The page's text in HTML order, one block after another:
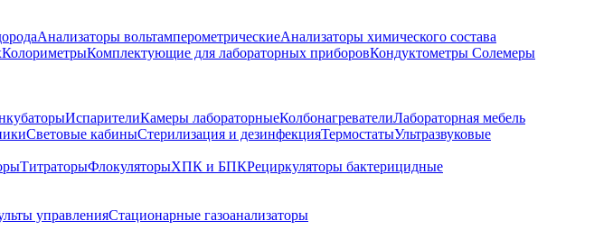
Анализаторы вольтамперометрическиеАнализаторы химического состава
КолориметрыКомплектующие для лабораторных приборовКондуктометры Солемеры
ИспарителиКамеры лабораторныеКолбонагревателиЛабораторная мебель
Световые кабиныСтерилизация и дезинфекцияТермостатыУльтразвуковые
ТитраторыФлокуляторыХПК и БПКРециркуляторы бактерицидные
управленияСтационарные газоанализаторы